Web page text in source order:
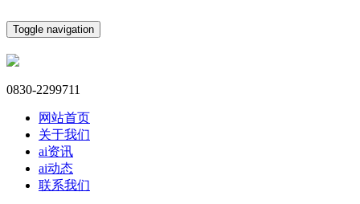
Toggle navigation
0830-2299711
网站首页
关于我们
ai资讯
ai动态
联系我们